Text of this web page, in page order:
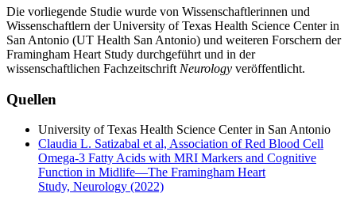
Die vorliegende Studie wurde von Wissenschaftlerinnen und
Wissenschaftlern der University of Texas Health Science Center in
San Antonio (UT Health San Antonio) und weiteren Forschern der
Framingham Heart Study durchgeführt und in der
wissenschaftlichen Fachzeitschrift Neurology veröffentlicht.
Quellen
University of Texas Health Science Center in San Antonio
Claudia L. Satizabal et al, Association of Red Blood Cell
Omega-3 Fatty Acids with MRI Markers and Cognitive
Function in Midlife—The Framingham Heart
Study, Neurology (2022)